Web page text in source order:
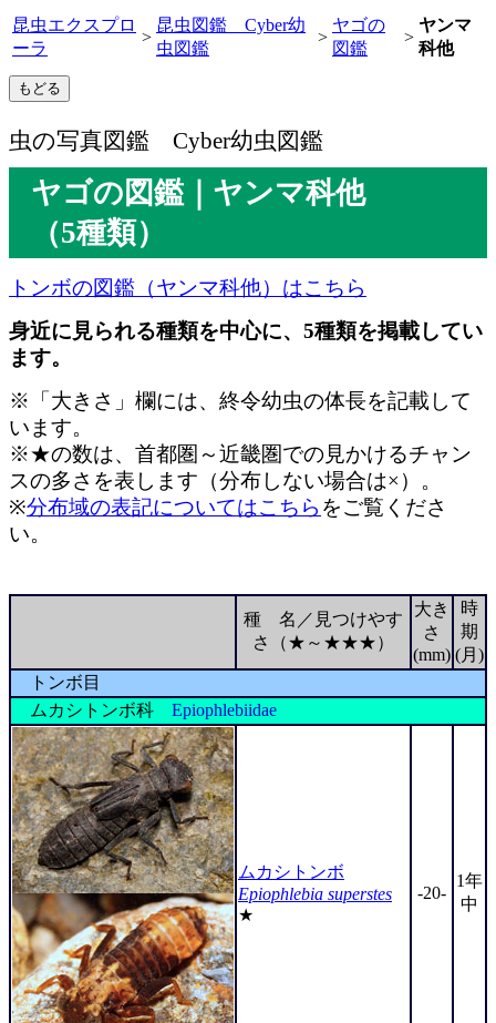
昆虫エクスプロ
ーラ
>
昆虫図鑑 Cyber幼
虫図鑑
>
ヤゴの
図鑑
>
ヤンマ
科他
虫の写真図鑑 Cyber幼虫図鑑
ヤゴの図鑑｜ヤンマ科他
（5種類）
トンボの図鑑（ヤンマ科他）はこちら
身近に見られる種類を中心に、5種類を掲載してい
ます。
※「大きさ」欄には、終令幼虫の体長を記載して
います。
※★の数は、首都圏～近畿圏での見かけるチャン
スの多さを表します（分布しない場合は×）。
※分布域の表記についてはこちら をご覧くださ
い。
種 名／見つけやす
さ（★～★★★）
大き
さ
(mm)
時
期
(月)
トンボ目
ムカシトンボ科 Epiophlebiidae
ムカシトンボ
Epiophlebia superstes
★
-20-
1年
中